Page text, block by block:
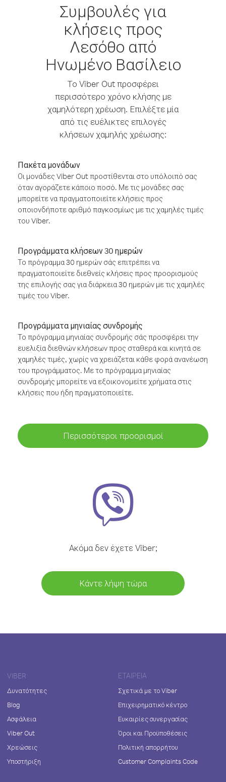
Συμβουλές για
κλήσεις προς
Λεσόθο από
Ηνωμένο Βασίλειο
Το Viber Out προσφέρει
περισσότερο χρόνο κλήσης με
χαμηλότερη χρέωση. Επιλέξτε μία
από τις ευέλικτες επιλογές
κλήσεων χαμηλής χρέωσης:
Πακέτα μονάδων
Οι μονάδες Viber Out προστίθενται στο υπόλοιπό σας
όταν αγοράζετε κάποιο ποσό. Με τις μονάδες σας
μπορείτε να πραγματοποιείτε κλήσεις προς
οποιονδήποτε αριθμό παγκοσμίως με τις χαμηλές τιμές
του Viber.
Προγράμματα κλήσεων 30 ημερών
Το πρόγραμμα 30 ημερών σάς επιτρέπει να
πραγματοποιείτε διεθνείς κλήσεις προς προορισμούς
της επιλογής σας για διάρκεια 30 ημερών με τις χαμηλές
τιμές του Viber.
Προγράμματα μηνιαίας συνδρομής
Το πρόγραμμα μηνιαίας συνδρομής σάς προσφέρει την
ευελιξία διεθνών κλήσεων προς σταθερά και κινητά σε
χαμηλές τιμές, χωρίς να χρειάζεται κάθε φορά ανανέωση
του προγράμματος. Με το πρόγραμμα μηνιαίας
συνδρομής μπορείτε να εξοικονομείτε χρήματα στις
κλήσεις που ήδη πραγματοποιείτε.
Περισσότεροι προορισμοί
Ακόμα δεν έχετε Viber;
Κάντε λήψη τώρα
VIBER
Δυνατότητες
Blog
Ασφάλεια
Viber Out
Χρεώσεις
Υποστήριξη
ΕΤΑΙΡΕΊΑ
Σχετικά με το Viber
Επιχειρηματικό κέντρο
Ευκαιρίες συνεργασίας
Όροι και Προϋποθέσεις
Πολιτική απορρήτου
Customer Complaints Code